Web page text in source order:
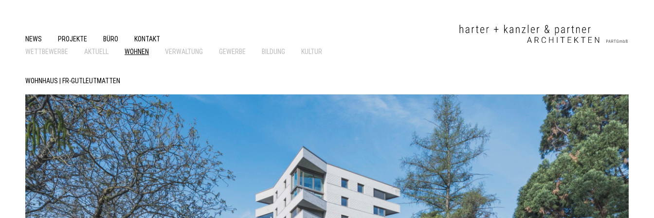
NEWS PROJEKTE BÜRO
KONTAKT
WETTBEWERBE
AKTUELL WOHNEN VERWALTUNG GEWERBE BILDUNG KULTUR
WOHNHAUS | FR-GUTLEUTMATTEN